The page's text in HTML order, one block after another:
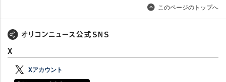
このページのトップへ
X
Xアカウント